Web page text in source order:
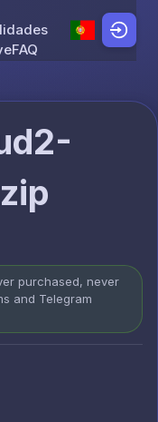
FAQ
purchased, never
and Telegram